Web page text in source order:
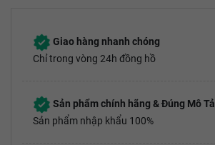
Giao hàng nhanh chóng
Chỉ trong vòng 24h đồng hồ
Sản phẩm chính hãng & Đúng Mô Tả
Sản phẩm nhập khẩu 100%